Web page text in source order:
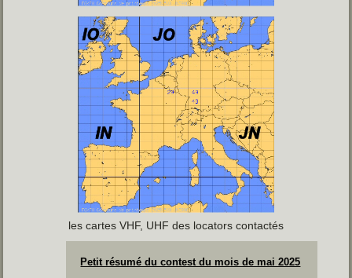
les cartes VHF, UHF des locators contactés
Petit résumé du contest du mois de mai 2025